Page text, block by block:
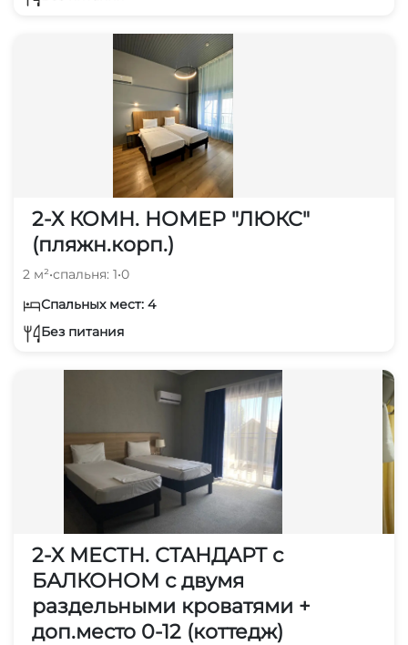
2-Х КОМН. НОМЕР "ЛЮКС"
(пляжн.корп.)
2 м²•спальня: 1•0
Спальных мест: 4
Без питания
2-Х МЕСТН. СТАНДАРТ с
БАЛКОНОМ с двумя
раздельными кроватями +
доп.место 0-12 (коттедж)